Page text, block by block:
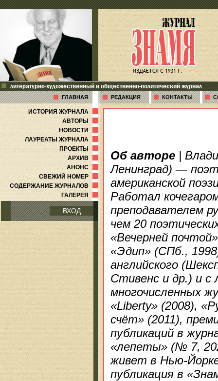
литературно-художественный и общественно-политический журнал
ГЛАВНАЯ РЕДАКЦИЯ КОНТАКТЫ
ИСТОРИЯ ЖУРНАЛА
АВТОРЫ
НОВОСТИ
ЛАУРЕАТЫ ЖУРНАЛА
ПРОЕКТЫ
АРХИВ
АНОНС
СВЕЖИЙ НОМЕР
СОДЕРЖАНИЕ ЖУРНАЛОВ
ГАЛЕРЕЯ
ВХОД
Об авторе |
Ленинград) —
американской
Работал
преподавателем
чем 20
«Вечерней
«Эдип» (СПб.,
английского
Стивенс и др.) и с
многочисленных
«Liberty» (2008),
счёт» (2011),
публикаций в
«лепеты» (№ 7,
живет в Нью-
публикация в